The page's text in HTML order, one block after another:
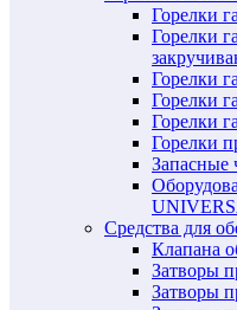
Горелки
Горелки
Горелки
Горелки
Горелки
Горелки
Запасные
Средства для
Клапана
Затворы
Затворы